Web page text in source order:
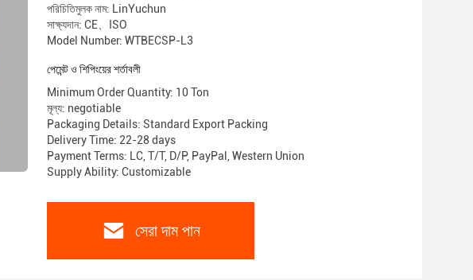
পরিচিতিমুলক নাম: LinYuchun
সাক্ষ্যদান: CE、ISO
Model Number: WTBECSP-L3
পেমেন্ট ও শিপিংয়ের শর্তাবলী
Minimum Order Quantity: 10 Ton
মূল্য: negotiable
Packaging Details: Standard Export Packing
Delivery Time: 22-28 days
Payment Terms: LC, T/T, D/P, PayPal, Western Union
Supply Ability: Customizable
সেরা দাম পান